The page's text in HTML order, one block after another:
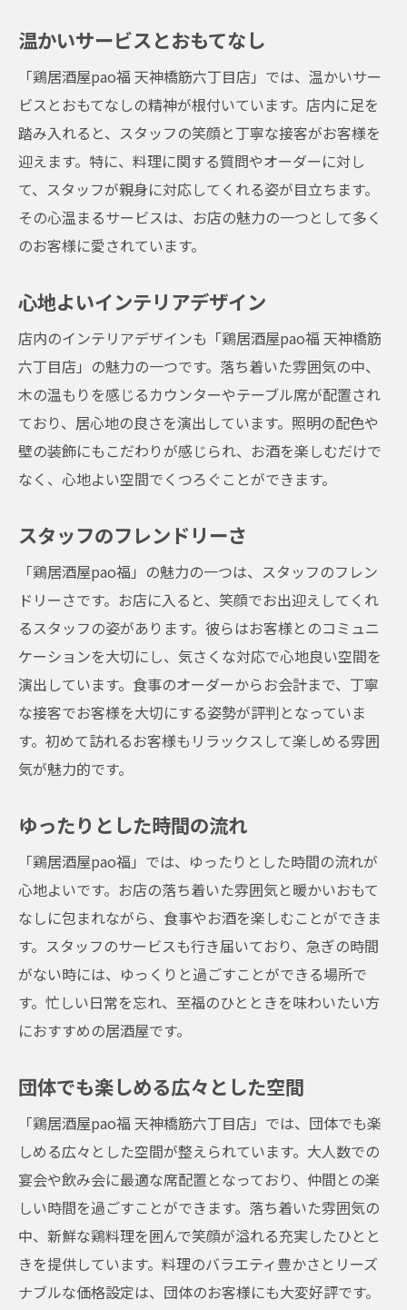
温かいサービスとおもてなし
「鶏居酒屋pao福 天神橋筋六丁目店」では、温かいサー
ビスとおもてなしの精神が根付いています。店内に足を
踏み入れると、スタッフの笑顔と丁寧な接客がお客様を
迎えます。特に、料理に関する質問やオーダーに対し
て、スタッフが親身に対応してくれる姿が目立ちます。
その心温まるサービスは、お店の魅力の一つとして多く
のお客様に愛されています。
心地よいインテリアデザイン
店内のインテリアデザインも「鶏居酒屋pao福 天神橋筋
六丁目店」の魅力の一つです。落ち着いた雰囲気の中、
木の温もりを感じるカウンターやテーブル席が配置され
ており、居心地の良さを演出しています。照明の配色や
壁の装飾にもこだわりが感じられ、お酒を楽しむだけで
なく、心地よい空間でくつろぐことができます。
スタッフのフレンドリーさ
「鶏居酒屋pao福」の魅力の一つは、スタッフのフレン
ドリーさです。お店に入ると、笑顔でお出迎えしてくれ
るスタッフの姿があります。彼らはお客様とのコミュニ
ケーションを大切にし、気さくな対応で心地良い空間を
演出しています。食事のオーダーからお会計まで、丁寧
な接客でお客様を大切にする姿勢が評判となっていま
す。初めて訪れるお客様もリラックスして楽しめる雰囲
気が魅力的です。
ゆったりとした時間の流れ
「鶏居酒屋pao福」では、ゆったりとした時間の流れが
心地よいです。お店の落ち着いた雰囲気と暖かいおもて
なしに包まれながら、食事やお酒を楽しむことができま
す。スタッフのサービスも行き届いており、急ぎの時間
がない時には、ゆっくりと過ごすことができる場所で
す。忙しい日常を忘れ、至福のひとときを味わいたい方
におすすめの居酒屋です。
団体でも楽しめる広々とした空間
「鶏居酒屋pao福 天神橋筋六丁目店」では、団体でも楽
しめる広々とした空間が整えられています。大人数での
宴会や飲み会に最適な席配置となっており、仲間との楽
しい時間を過ごすことができます。落ち着いた雰囲気の
中、新鮮な鶏料理を囲んで笑顔が溢れる充実したひとと
きを提供しています。料理のバラエティ豊かさとリーズ
ナブルな価格設定は、団体のお客様にも大変好評です。